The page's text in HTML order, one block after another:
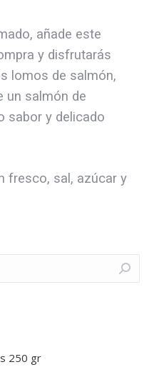
añade este
y disfrutarás
lomos de salmón,
un salmón de
sabor y delicado
fresco, sal, azúcar y
250 gr